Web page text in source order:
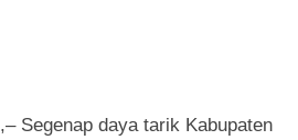
,– Segenap daya tarik Kabupaten